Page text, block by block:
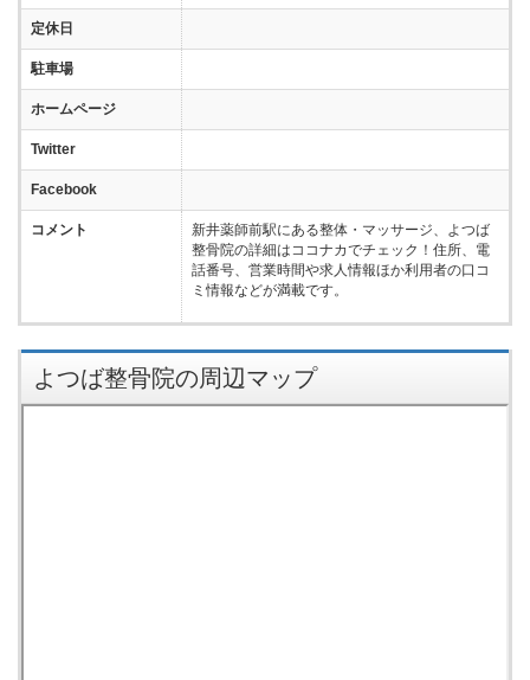
定休日
駐車場
ホームページ
Twitter
Facebook
コメント
新井薬師前駅にある整体・マッサージ、よつば
整骨院の詳細はココナカでチェック！住所、電
話番号、営業時間や求人情報ほか利用者の口コ
ミ情報などが満載です。
よつば整骨院の周辺マップ